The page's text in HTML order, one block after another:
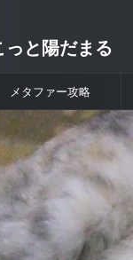
と陽だまる
メタファー攻略